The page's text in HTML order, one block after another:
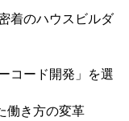
着のハウスビルダ
コード開発」を選
働き方の変革